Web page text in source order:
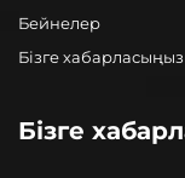
Бейнелер
Бізге хабарласыңыз
Бізге